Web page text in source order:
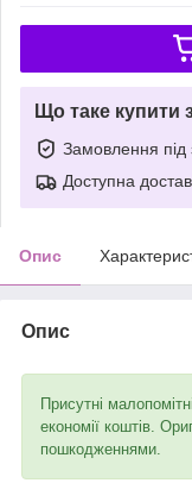
Що таке купити
Замовлення під
Доступна
Опис
Опис
Присутні
економії коштів.
пошкодженнями.